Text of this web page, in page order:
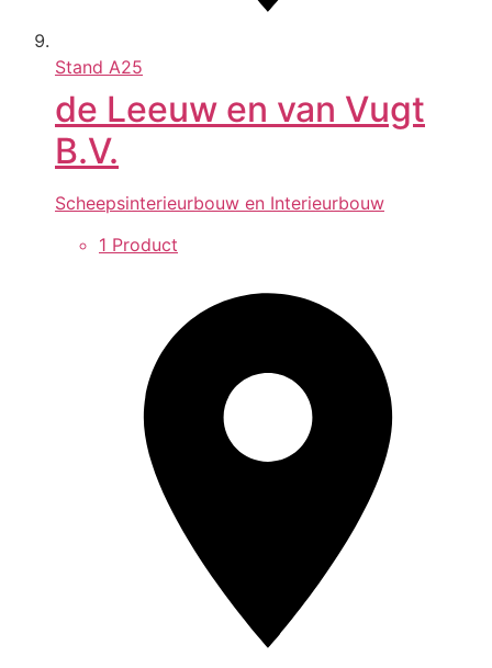
Stand A25
de Leeuw en van Vugt
B.V.
Scheepsinterieurbouw en Interieurbouw
1 Product